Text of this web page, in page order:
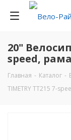
20"
speed,
Главная - Каталог -
TIMETRY TT215 7-